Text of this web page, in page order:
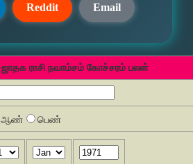
Reddit Email
ஜாதக ராசி நவாம்சம் கோச்சரம் பலன்
ஆண் பெண்